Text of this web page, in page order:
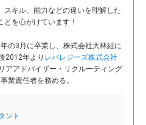
スキル、能力などの違いを理解した
とを心がけています！
の3月に卒業し、株式会社大林組に
2012年より レバレジーズ株式会社
アアドバイザー・リクルーティング
業責任者を務める。
ント